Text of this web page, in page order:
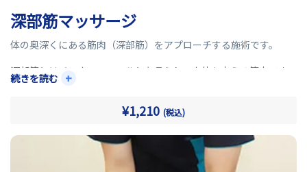
深部筋マッサージ
体の奥深くにある筋肉（深部筋）をアプローチする施術です。
深部筋とはインナーマッスルとも言われ、身体を支える筋肉です。
骨格の歪みや姿勢不良などにより深部筋に負担がかかり硬くなり
当院では痛みやこりがある方に独自の施術方法で深部筋にアプロ
続きを読む +
¥1,210 (税込)